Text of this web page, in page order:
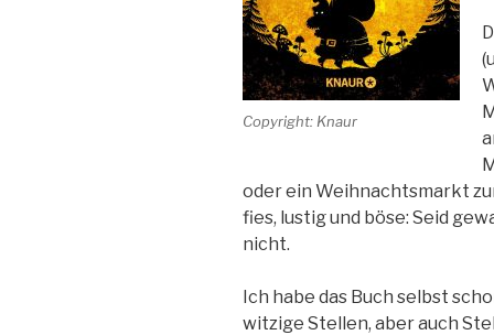
Copyright: Knaur
oder ein Weihnachtsmarkt
fies, lustig und böse: Seid
nicht.
Ich habe das Buch selbst
witzige Stellen, aber auch